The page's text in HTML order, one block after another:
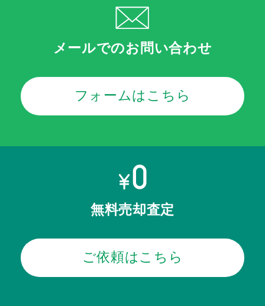
メールでのお問い合わせ
フォームはこちら
無料売却査定
ご依頼はこちら